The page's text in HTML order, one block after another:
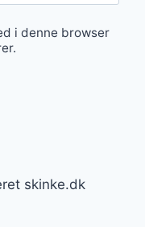
i denne browser
skinke.dk